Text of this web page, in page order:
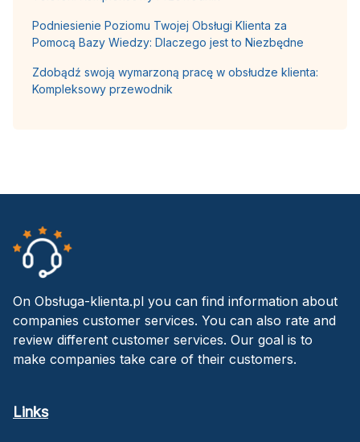
Podniesienie Poziomu Twojej Obsługi Klienta za
Pomocą Bazy Wiedzy: Dlaczego jest to Niezbędne
Zdobądź swoją wymarzoną pracę w obsłudze klienta:
Kompleksowy przewodnik
On Obsługa-klienta.pl you can find information about
companies customer services. You can also rate and
review different customer services. Our goal is to
make companies take care of their customers.
Links